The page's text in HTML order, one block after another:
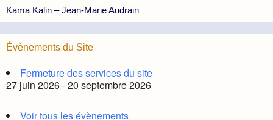
Kama Kalin – Jean-Marie Audrain
Évènements du Site
Fermeture des services du site
27 juin 2026 - 20 septembre 2026
Voir tous les évènements